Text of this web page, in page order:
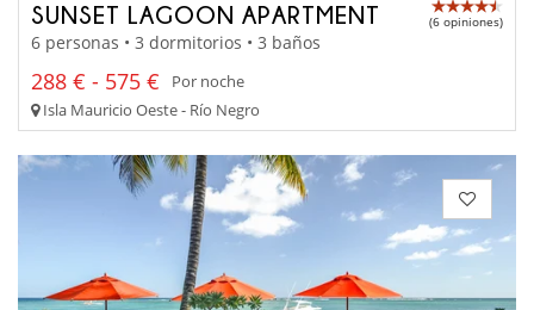
SUNSET LAGOON APARTMENT (6 opiniones)
6 personas • 3 dormitorios • 3 baños
288 € - 575 €
Por noche
Isla Mauricio Oeste - Río Negro